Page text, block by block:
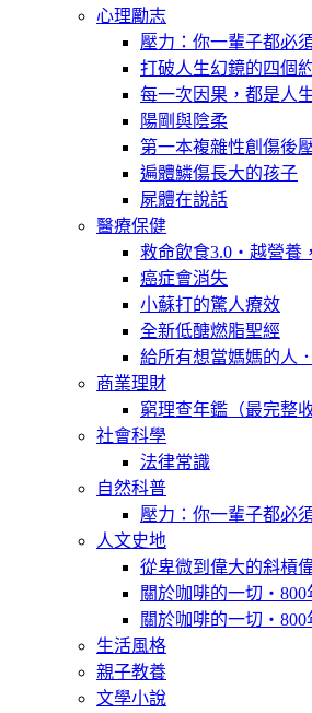
心理勵志
壓力：你一輩子都必
打破人生幻鏡的四個
每一次因果，都是人
陽剛與陰柔
第一本複雜性創傷後
遍體鱗傷長大的孩子
屍體在說話
醫療保健
救命飲食3.0‧越營養
癌症會消失
小蘇打的驚人療效
全新低醣燃脂聖經
給所有想當媽媽的人
商業理財
窮理查年鑑（最完整
社會科學
法律常識
自然科普
壓力：你一輩子都必
人文史地
從卑微到偉大的斜槓
關於咖啡的一切‧800
關於咖啡的一切‧800
生活風格
親子教養
文學小說